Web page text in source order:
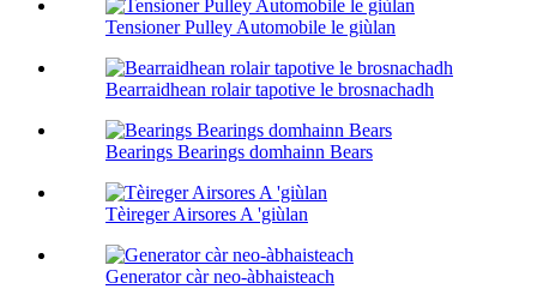
Tensioner Pulley Automobile le giùlan
Bearraidhean rolair tapotive le brosnachadh
Bearings Bearings domhainn Bears
Tèireger Airsores A 'giùlan
Generator càr neo-àbhaisteach